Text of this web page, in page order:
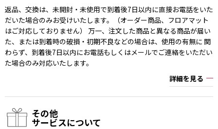
返品、交換は、未開封・未使用で到着後7日以内に直接お電話をいた
だいた場合のみお受けいたします。（オーダー商品、フロアマット
はご対応しておりません） 万一、注文した商品と異なる商品が届い
た、または到着時の破損・初期不良などの場合は、使用の有無に 関
わらず、到着後7日以内にお電話もしくはメールでご連絡をいただい
た場合のみ対応いたします。
詳細を見る
その他
サービスについて